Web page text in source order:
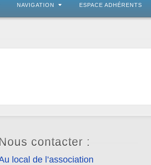
NAVIGATION ESPACE ADHÉRENTS
Nous contacter :
local de l’association